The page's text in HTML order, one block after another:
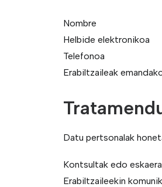
Nombre
Helbide elektronikoa
Telefonoa
Erabiltzaileak
Datu pertsonalak
Kontsultak edo
Erabiltzaileekin